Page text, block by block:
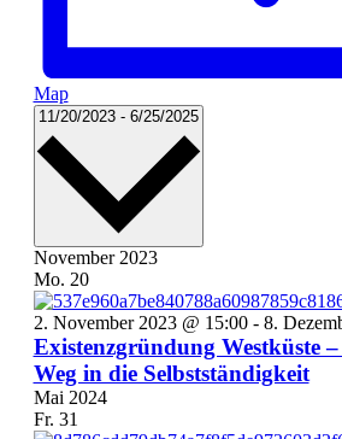
Map
11/20/2023 - 6/25/2025 Datum
November 2023
Mo. 20
2. November 2023 @ 15:00- 8.
Existenzgründung Westküste
Weg in die Selbstständigkeit
Mai 2024
Fr. 31